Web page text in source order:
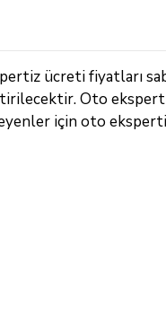
ücreti fiyatları
Oto
için oto